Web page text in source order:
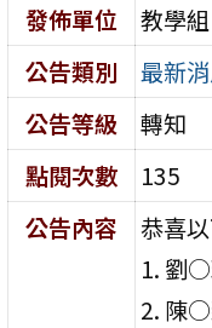
發佈單位
教學組
公告類別
最新
公告等級
轉知
點閱次數
135
公告內容
恭喜
1. 劉
2. 陳